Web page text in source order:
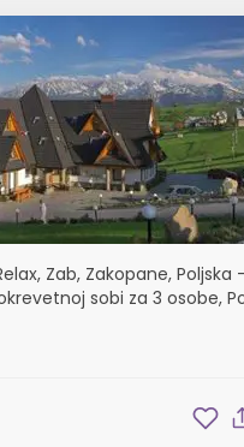
Zab, Zakopane, Poljska
sobi za 3 osobe,